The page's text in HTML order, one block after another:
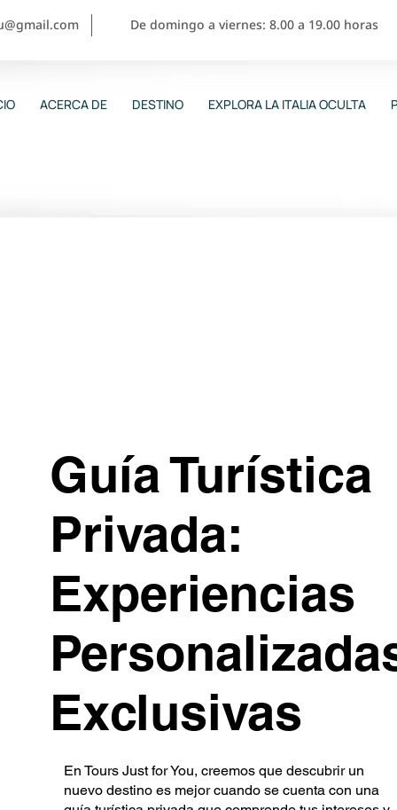
De domingo a viernes: 8.00 a 19.00 horas
ACERCA DE DESTINO EXPLORA LA ITALIA OCULTA
Guía Turística
Privada:
Experiencias
Exclusivas
En Tours Just for You, creemos que descubrir un
nuevo destino es mejor cuando se cuenta con una